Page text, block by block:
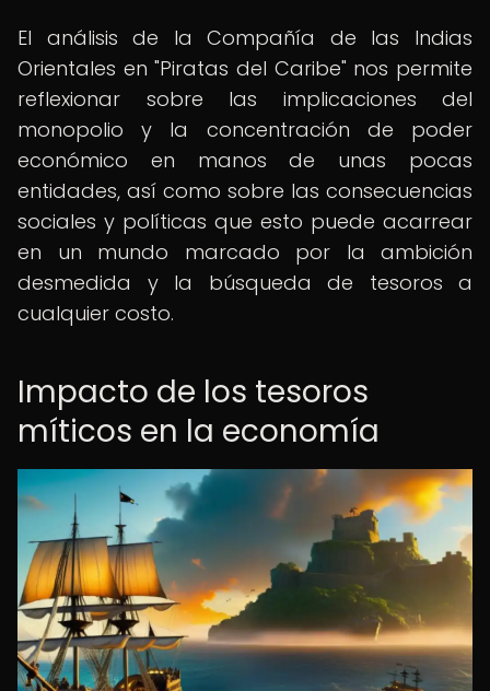
El análisis de la Compañía de las Indias
Orientales en "Piratas del Caribe" nos permite
reflexionar sobre las implicaciones del
monopolio y la concentración de poder
económico en manos de unas pocas
entidades, así como sobre las consecuencias
sociales y políticas que esto puede acarrear
en un mundo marcado por la ambición
desmedida y la búsqueda de tesoros a
cualquier costo.
Impacto de los tesoros
míticos en la economía